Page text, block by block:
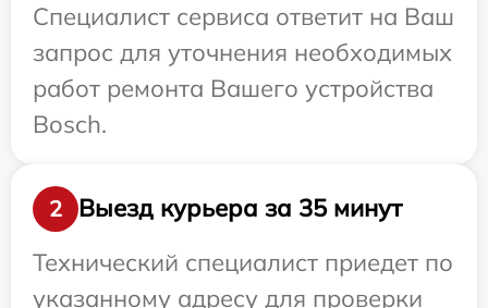
Специалист сервиса ответит на Ваш
запрос для уточнения необходимых
работ ремонта Вашего устройства
Bosch.
2
Выезд курьера за 35 минут
Технический специалист приедет по
указанному адресу для проверки